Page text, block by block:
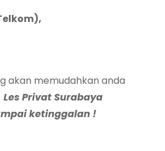
akan memudahkan anda
Les Privat Surabaya
ketinggalan !